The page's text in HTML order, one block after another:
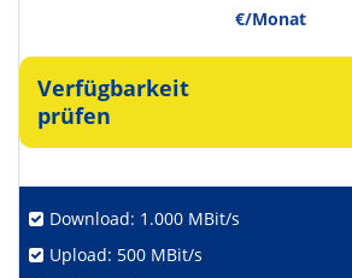
€/Monat
Verfügbarkeit
prüfen
Download: 1.000 MBit/s
Upload: 500 MBit/s